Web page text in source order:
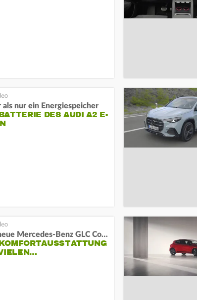
als nur ein Energiespeicher
DES AUDI A2 E-
Das neue Mercedes-Benz GLC Coupé